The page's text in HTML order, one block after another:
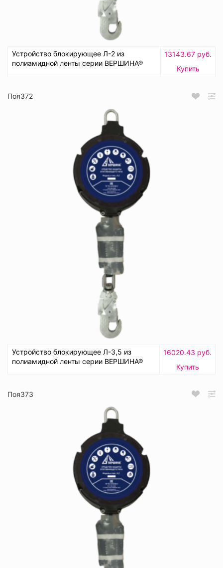
Устройство блокирующее Л-2 из
полиамидной ленты серии ВЕРШИНА®
13143.67 руб.
Купить
Поя372
Устройство блокирующее Л-3,5 из
полиамидной ленты серии ВЕРШИНА®
16020.43 руб.
Купить
Поя373